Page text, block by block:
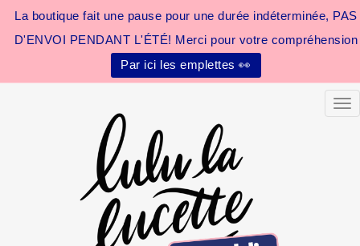
La boutique fait une pause pour une durée indéterminée, PAS
D'ENVOI PENDANT L'ÉTÉ! Merci pour votre compréhension
Par ici les emplettes 👀